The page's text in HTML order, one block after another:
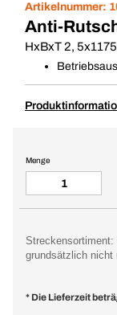
Artikelnummer:
Anti-
HxBxT 2,
Menge
grundsätzlich nicht
* Die Lieferzeit